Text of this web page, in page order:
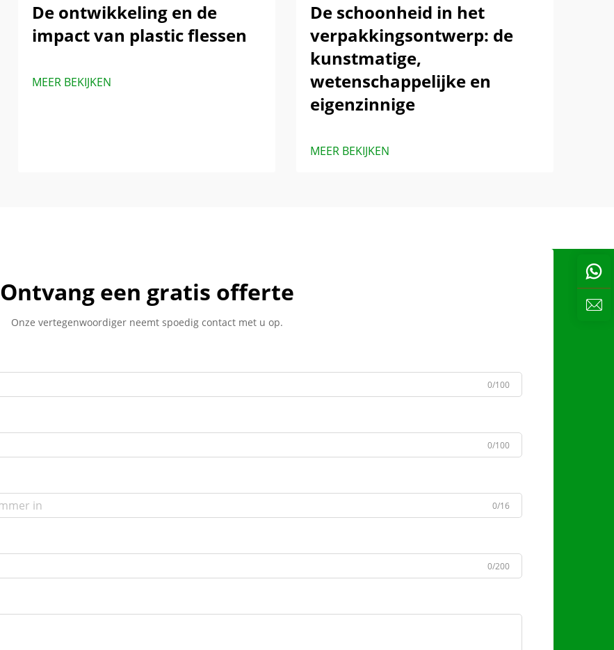
De ontwikkeling en de
impact van plastic flessen
MEER BEKIJKEN
De schoonheid in het
verpakkingsontwerp: de
kunstmatige,
wetenschappelijke en
eigenzinnige
MEER BEKIJKEN
Ontvang een gratis offerte
Onze vertegenwoordiger neemt spoedig contact met u op.
0/100
0/100
0/16
0/200